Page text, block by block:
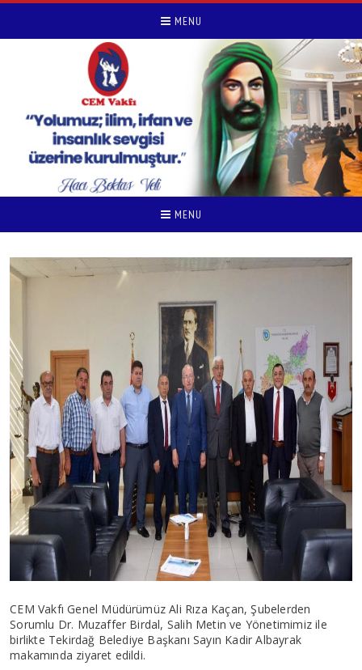
MENU
MENU
CEM Vakfı Genel Müdürümüz Ali Rıza Kaçan, Şubelerden
Sorumlu Dr. Muzaffer Birdal, Salih Metin ve Yönetimimiz ile
birlikte Tekirdağ Belediye Başkanı Sayın Kadir Albayrak
makamında ziyaret edildi.